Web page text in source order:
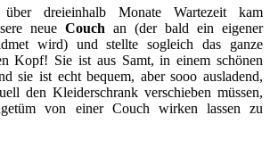
dreieinhalb Monate Wartezeit kam
neue Couch an (der bald ein eigener
wird) und stellte sogleich das ganze
Kopf! Sie ist aus Samt, in einem schönen
sie ist echt bequem, aber sooo ausladend,
den Kleiderschrank verschieben müssen,
von einer Couch wirken lassen zu